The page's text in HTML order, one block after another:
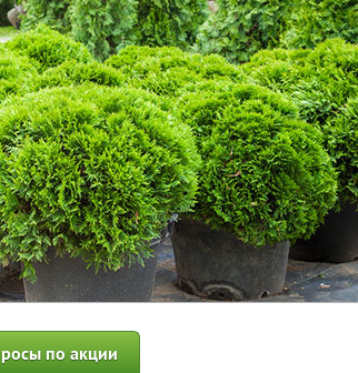
по акции